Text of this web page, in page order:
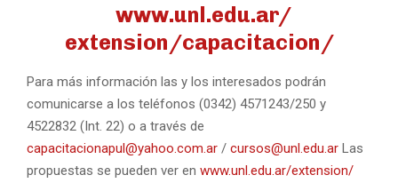
www.unl.edu.ar/
extension/capacitacion/
Para más información las y los interesados podrán
comunicarse a los teléfonos (0342) 4571243/250 y
4522832 (Int. 22) o a través de
capacitacionapul@yahoo.com.ar / cursos@unl.edu.ar Las
propuestas se pueden ver en www.unl.edu.ar/extension/